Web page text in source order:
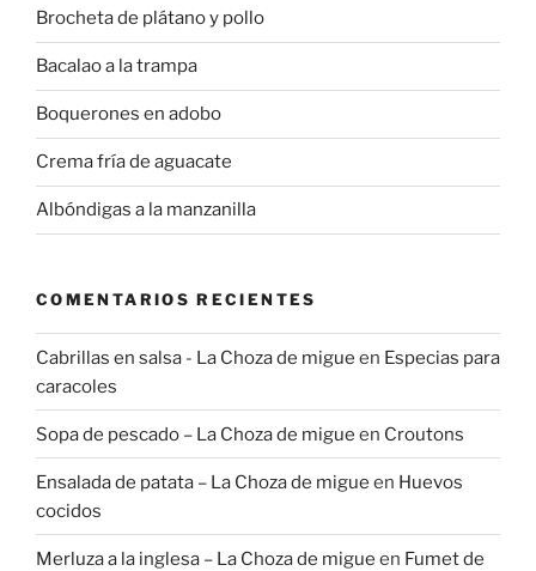
Brocheta de plátano y pollo
Bacalao a la trampa
Boquerones en adobo
Crema fría de aguacate
Albóndigas a la manzanilla
COMENTARIOS RECIENTES
Cabrillas en salsa - La Choza de migue en Especias para
caracoles
Sopa de pescado – La Choza de migue en Croutons
Ensalada de patata – La Choza de migue en Huevos
cocidos
Merluza a la inglesa – La Choza de migue en Fumet de